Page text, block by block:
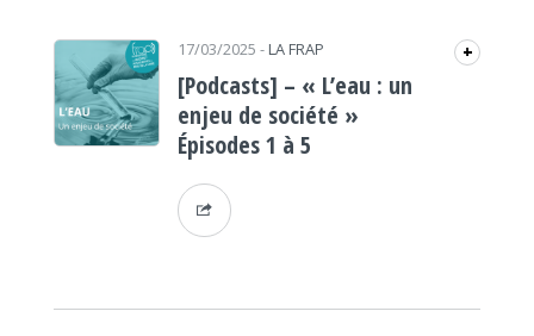
17/03/2025- LA FRAP +
[Podcasts] – « L’eau : un
enjeu de société »
Épisodes 1 à 5